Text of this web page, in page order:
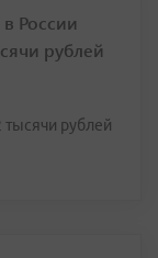
России
рублей
рублей